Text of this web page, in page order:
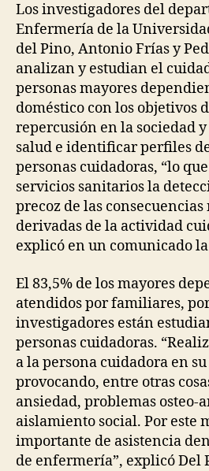
I
S
I
O
O
F
L
A
B
O
U
R
O
L
D
E
R
P
O
L
E
P
R
E
S
S
R
E
L
E
A
Los investigadores del
Enfermería de la
del Pino, Antonio Frías y
analizan y estudian el
personas mayores
doméstico con los objetivos
repercusión en la sociedad
salud e identificar perfiles
personas cuidadoras, “lo
servicios sanitarios la
precoz de las consecuencias
derivadas de la actividad
explicó en un comunicado la
El 83,5% de los mayores
atendidos por familiares,
investigadores están
personas cuidadoras.
a la persona cuidadora en
provocando, entre otras
ansiedad, problemas osteo-
aislamiento social. Por este
importante de asistencia
de enfermería”, explicó Del